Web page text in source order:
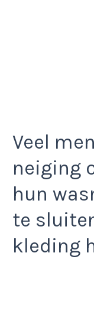
Veel
neiging
hun
te
kleding